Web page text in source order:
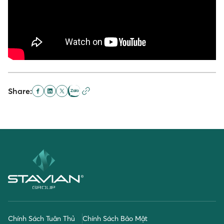
Share:
Chính Sách Tuân Thủ Chính Sách Bảo Mật